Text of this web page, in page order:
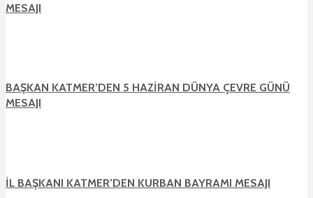
MESAJI
BAŞKAN KATMER’DEN 5 HAZİRAN DÜNYA ÇEVRE GÜNÜ
MESAJI
İL BAŞKANI KATMER’DEN KURBAN BAYRAMI MESAJI